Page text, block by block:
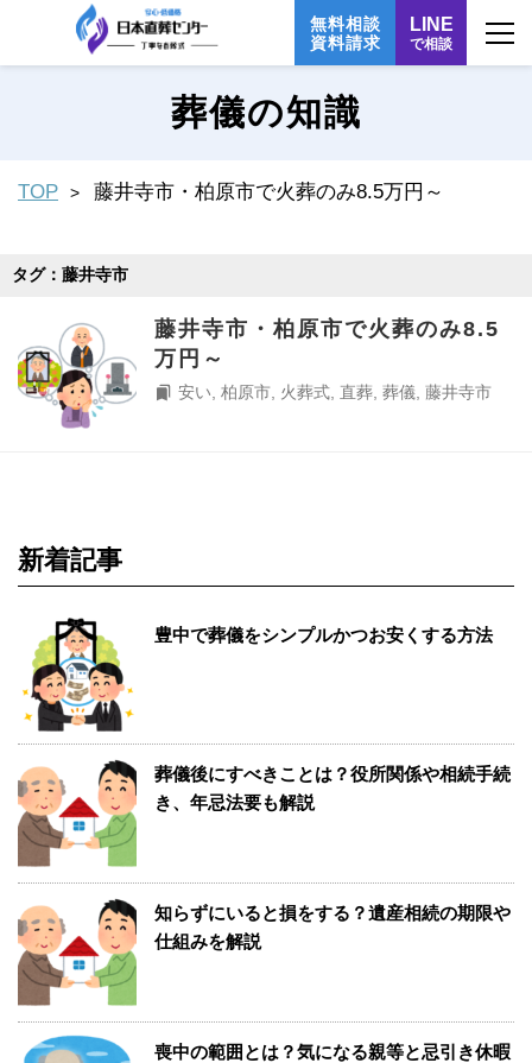
無料相談
資料請求
LINE
で相談
葬儀の知識
TOP 藤井寺市・柏原市で火葬のみ8.5万円～
タグ：藤井寺市
藤井寺市・柏原市で火葬のみ8.5
万円～
安い 柏原市 火葬式 直葬 葬儀 藤井寺市
新着記事
豊中で葬儀をシンプルかつお安くする方法
葬儀後にすべきことは？役所関係や相続手続
き、年忌法要も解説
知らずにいると損をする？遺産相続の期限や
仕組みを解説
喪中の範囲とは？気になる親等と忌引き休暇